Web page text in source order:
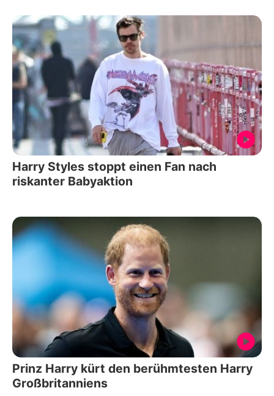
Harry Styles stoppt einen Fan nach
riskanter Babyaktion
Prinz Harry kürt den berühmtesten Harry
Großbritanniens